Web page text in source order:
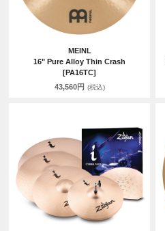
MEINL
16" Pure Alloy Thin Crash
[PA16TC]
43,560円 (税込)